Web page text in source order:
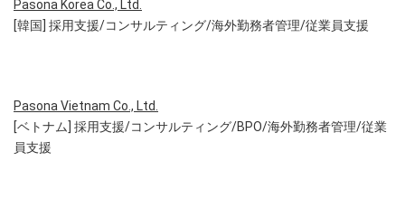
Pasona Korea Co., Ltd.
[韓国] 採用支援/コンサルティング/海外勤務者管理/従業員支援
Pasona Vietnam Co., Ltd.
[ベトナム] 採用支援/コンサルティング/BPO/海外勤務者管理/従業
員支援